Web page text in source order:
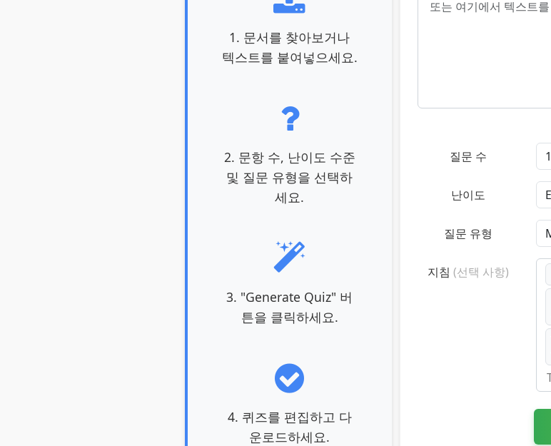
1. 문서를 찾아보거나
텍스트를 붙여넣으세요.
2. 문항 수, 난이도 수준
및 질문 유형을 선택하
세요.
3. "Generate Quiz" 버
튼을 클릭하세요.
4. 퀴즈를 편집하고 다
운로드하세요.
질문 수
난이도
질문 유형
지침 (선택 사항)